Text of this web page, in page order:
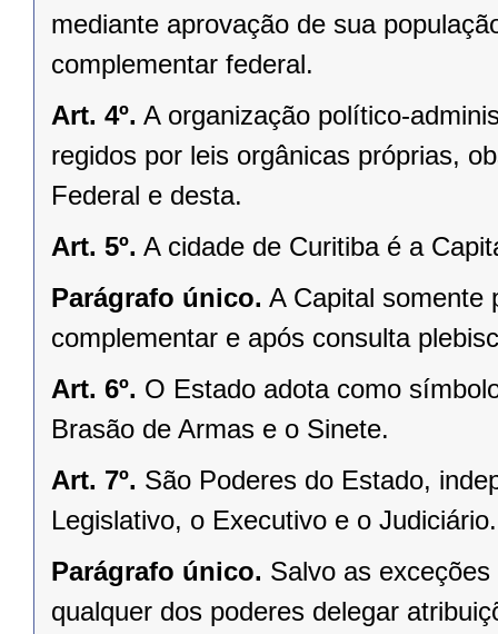
mediante aprovação de sua
complementar federal.
Art. 4º. A organização político-
regidos por leis orgânicas próprias,
Federal e desta.
Art. 5º. A cidade de Curitiba é a
Parágrafo único. A Capital somente
complementar e após consulta
Art. 6º. O Estado adota como
Brasão de Armas e o Sinete.
Art. 7º. São Poderes do Estado,
Legislativo, o Executivo e o Judiciário.
Parágrafo único. Salvo as
qualquer dos poderes delegar